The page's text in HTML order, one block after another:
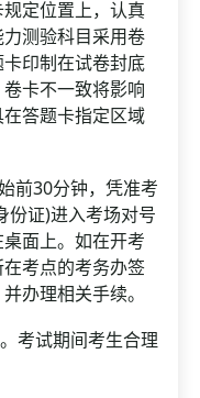
定位置上，认真
测验科目采用卷
印制在试卷封底
卡不一致将影响
答题卡指定区域
30分钟，凭准考
份证)进入考场对号
面上。如在开考
考点的考务办签
办理相关手续。
试期间考生合理